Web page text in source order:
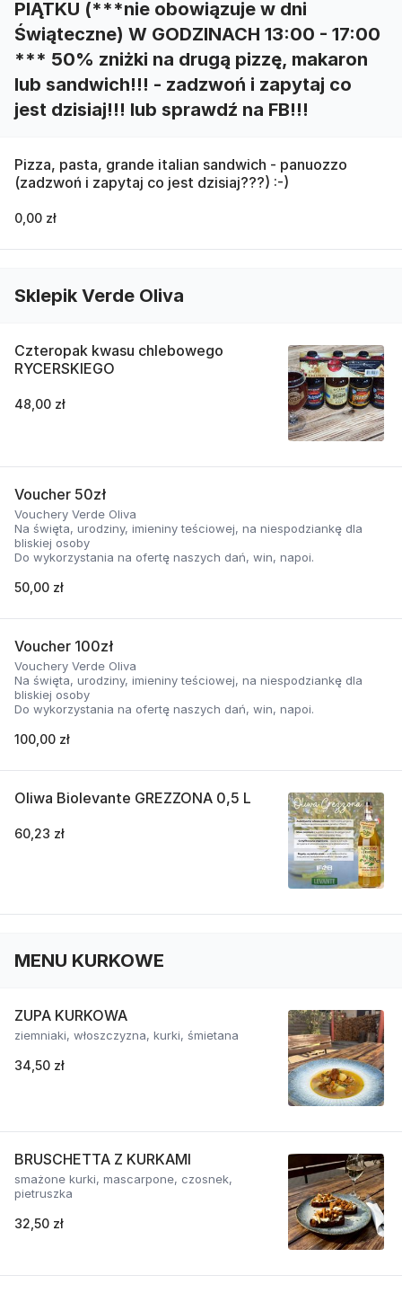
PIĄTKU (***nie obowiązuje w dni
Świąteczne) W GODZINACH 13:00 - 17:00
*** 50% zniżki na drugą pizzę, makaron
lub sandwich!!! - zadzwoń i zapytaj co
jest dzisiaj!!! lub sprawdź na FB!!!
Pizza, pasta, grande italian sandwich - panuozzo
(zadzwoń i zapytaj co jest dzisiaj???) :-)
0,00 zł
Sklepik Verde Oliva
Czteropak kwasu chlebowego
RYCERSKIEGO
48,00 zł
Voucher 50zł
Vouchery Verde Oliva
Na święta, urodziny, imieniny teściowej, na niespodziankę dla
bliskiej osoby
Do wykorzystania na ofertę naszych dań, win, napoi.
50,00 zł
Voucher 100zł
Vouchery Verde Oliva
Na święta, urodziny, imieniny teściowej, na niespodziankę dla
bliskiej osoby
Do wykorzystania na ofertę naszych dań, win, napoi.
100,00 zł
Oliwa Biolevante GREZZONA 0,5 L
60,23 zł
MENU KURKOWE
ZUPA KURKOWA
ziemniaki, włoszczyzna, kurki, śmietana
34,50 zł
BRUSCHETTA Z KURKAMI
smażone kurki, mascarpone, czosnek,
pietruszka
32,50 zł